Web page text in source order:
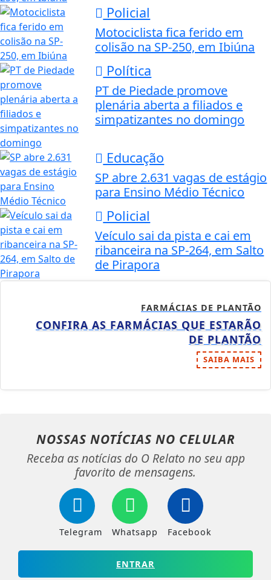
Policial
Motociclista fica ferido em
colisão na SP-250, em Ibiúna
Política
PT de Piedade promove
plenária aberta a filiados e
simpatizantes no domingo
Educação
SP abre 2.631 vagas de estágio
para Ensino Médio Técnico
Policial
Veículo sai da pista e cai em
ribanceira na SP-264, em Salto
de Pirapora
FARMÁCIAS DE PLANTÃO
CONFIRA AS FARMÁCIAS QUE ESTARÃO
DE PLANTÃO
SAIBA MAIS
NOSSAS NOTÍCIAS NO CELULAR
Receba as notícias do O Relato no seu app
favorito de mensagens.
Telegram Whatsapp Facebook
ENTRAR